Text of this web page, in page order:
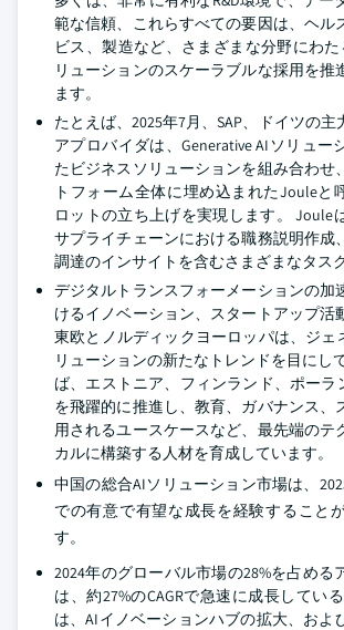
範な信頼、これらすべての要因は、ヘル
ビス、製造など、さまざまな分野にわた
リューションのスケーラブルな採用を推
ます。
たとえば、2025年7月、SAP、ドイツの主
アプロバイダは、Generative AIソリュー
たビジネスソリューションを組み合わせ
トフォーム全体に埋め込まれたJouleと
ロットの立ち上げを実現します。 Joule
サプライチェーンにおける職務説明作成
調達のインサイトを含むさまざまなタス
デジタルトランスフォーメーションの加
けるイノベーション、スタートアップ活
東欧とノルディックヨーロッパは、ジェ
リューションの新たなトレンドを目にし
ば、エストニア、フィンランド、ポーラ
を飛躍的に推進し、教育、ガバナンス、
用されるユースケースなど、最先端のテ
カルに構築する人材を育成しています。
中国の総合AIソリューション市場は、
での有意で有望な成長を経験すること
す。
2024年のグローバル市場の28%を占める
は、約27%のCAGRで急速に成長してい
は、AIイノベーションハブの拡大、およ